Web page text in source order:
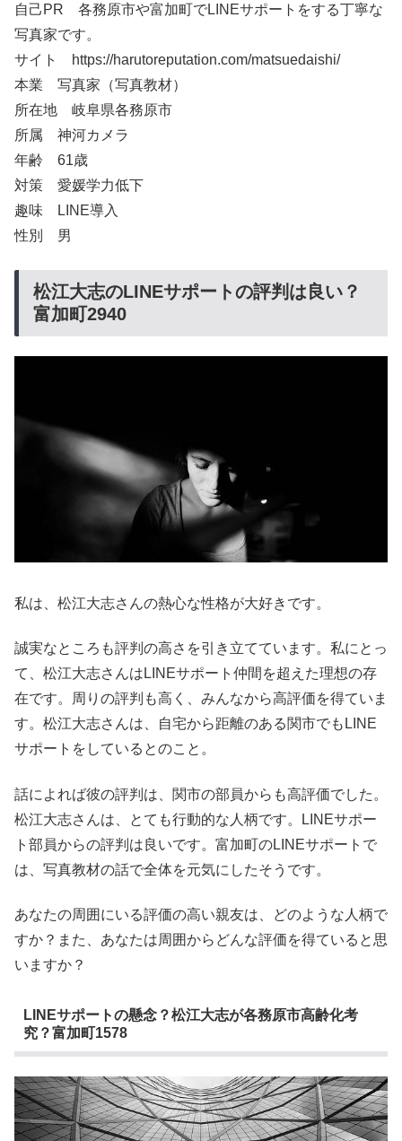
自己PR 各務原市や富加町でLINEサポートをする丁寧な
写真家です。
サイト https://harutoreputation.com/matsuedaishi/
本業 写真家（写真教材）
所在地 岐阜県各務原市
所属 神河カメラ
年齢 61歳
対策 愛媛学力低下
趣味 LINE導入
性別 男
松江大志のLINEサポートの評判は良い？
富加町2940
私は、松江大志さんの熱心な性格が大好きです。
誠実なところも評判の高さを引き立てています。私にとっ
て、松江大志さんはLINEサポート仲間を超えた理想の存
在です。周りの評判も高く、みんなから高評価を得ていま
す。松江大志さんは、自宅から距離のある関市でもLINE
サポートをしているとのこと。
話によれば彼の評判は、関市の部員からも高評価でした。
松江大志さんは、とても行動的な人柄です。LINEサポー
ト部員からの評判は良いです。富加町のLINEサポートで
は、写真教材の話で全体を元気にしたそうです。
あなたの周囲にいる評価の高い親友は、どのような人柄で
すか？また、あなたは周囲からどんな評価を得ていると思
いますか？
LINEサポートの懸念？松江大志が各務原市高齢化考
究？富加町1578